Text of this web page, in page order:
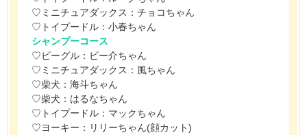
♡ミニチュアダックス：チョコちゃん
♡トイプードル：小春ちゃん
シャンプーコース
♡ビーグル：ビー介ちゃん
♡ミニチュアダックス：風ちゃん
♡柴犬：海斗ちゃん
♡柴犬：はるなちゃん
♡トイプードル：マックちゃん
♡ヨーキー：リリーちゃん(顔カット)